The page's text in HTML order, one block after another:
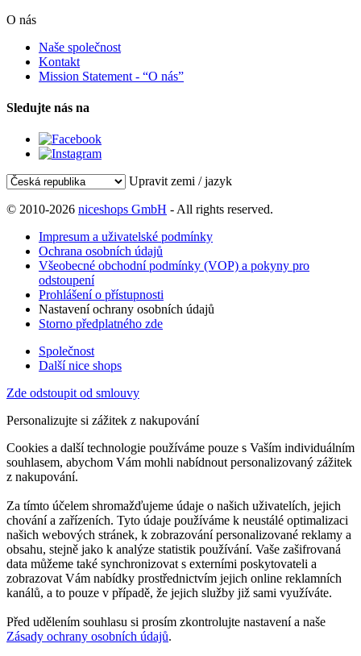
O nás
Naše společnost
Kontakt
Mission Statement - “O nás”
Sledujte nás na
Upravit zemi / jazyk
© 2010-2026 niceshops GmbH - All rights reserved.
Impresum a uživatelské podmínky
Ochrana osobních údajů
Všeobecné obchodní podmínky (VOP) a pokyny pro
odstoupení
Prohlášení o přístupnosti
Nastavení ochrany osobních údajů
Storno předplatného zde
Společnost
Další nice shops
Zde odstoupit od smlouvy
Personalizujte si zážitek z nakupování
Cookies a další technologie používáme pouze s Vaším individuálním
souhlasem, abychom Vám mohli nabídnout personalizovaný zážitek
z nakupování.
Za tímto účelem shromažďujeme údaje o našich uživatelích, jejich
chování a zařízeních. Tyto údaje používáme k neustálé optimalizaci
našich webových stránek, k zobrazování personalizované reklamy a
obsahu, stejně jako k analýze statistik používání. Vaše zašifrovaná
data můžeme také synchronizovat s externími poskytovateli a
zobrazovat Vám nabídky prostřednictvím jejich online reklamních
kanálů, a to pouze v případě, že jejich služby již sami využíváte.
Před udělením souhlasu si prosím zkontrolujte nastavení a naše
Zásady ochrany osobních údajů.